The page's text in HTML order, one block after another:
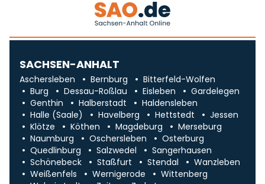
SACHSEN-ANHALT
Aschersleben Bernburg
Bitterfeld-Wolfen
Burg
Dessau-Roßlau Eisleben
Gardelegen
Genthin
Halberstadt
Haldensleben
Halle (Saale)
Havelberg Hettstedt
Jessen
Klötze
Köthen Magdeburg
Merseburg
Naumburg
Oschersleben
Osterburg
Quedlinburg
Salzwedel
Sangerhausen
Schönebeck
Staßfurt Stendal
Wanzleben
Weißenfels
Wernigerode
Wittenberg